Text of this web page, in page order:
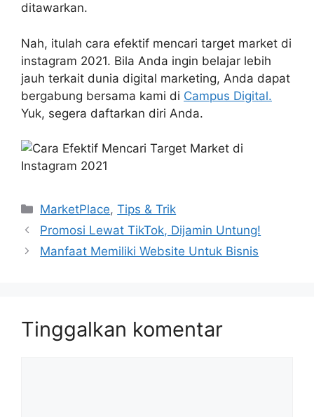
ditawarkan.
Nah, itulah cara efektif mencari target market di
instagram 2021. Bila Anda ingin belajar lebih
jauh terkait dunia digital marketing, Anda dapat
bergabung bersama kami di Campus Digital.
Yuk, segera daftarkan diri Anda.
Kategori
MarketPlace,Tips & Trik
Promosi Lewat TikTok, Dijamin Untung!
Manfaat Memiliki Website Untuk Bisnis
Tinggalkan komentar